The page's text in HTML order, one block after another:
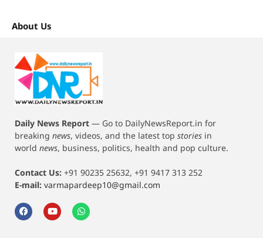
About Us
Daily News Report — Go to DailyNewsReport.in for
breaking news, videos, and the latest top stories in
world news, business, politics, health and pop culture.
Contact Us: +91 90235 25632, +91 9417 313 252
E-mail: varmapardeep10@gmail.com